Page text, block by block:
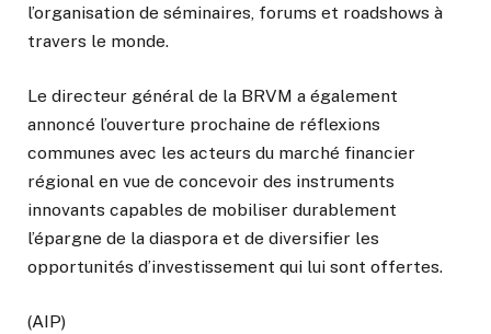
l’organisation de séminaires, forums et roadshows à
travers le monde.
Le directeur général de la BRVM a également
annoncé l’ouverture prochaine de réflexions
communes avec les acteurs du marché financier
régional en vue de concevoir des instruments
innovants capables de mobiliser durablement
l’épargne de la diaspora et de diversifier les
opportunités d’investissement qui lui sont offertes.
(AIP)